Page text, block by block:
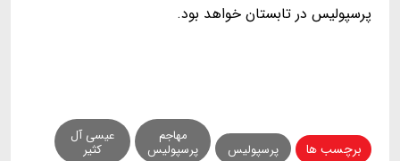
پرسپولیس در تابستان خواهد بود.
برچسب ها پرسپولیس
مهاجم
پرسپولیس
عیسی آل
کثیر